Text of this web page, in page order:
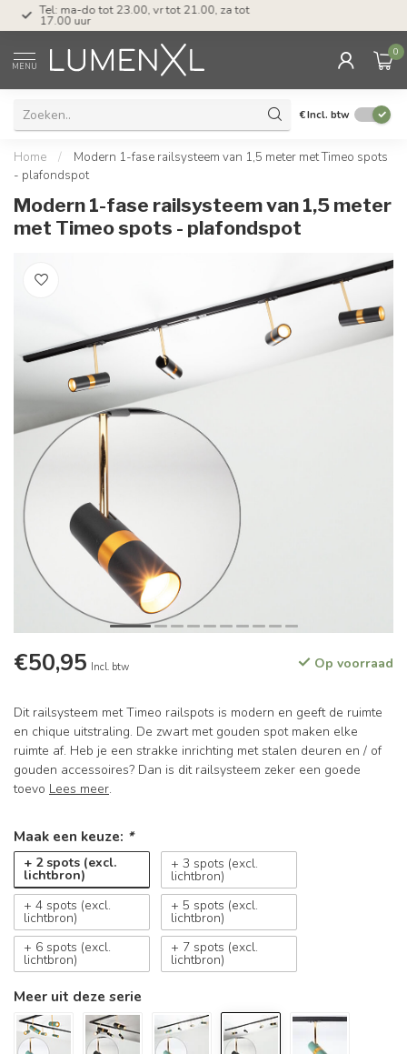
Tel: ma-do tot 23.00, vr tot 21.00, za tot
17.00 uur
MENU
0
€Incl. btw
Home /
Modern 1-fase railsysteem van 1,5 meter met Timeo spots
- plafondspot
Modern 1-fase railsysteem van 1,5 meter
met Timeo spots - plafondspot
€50,95 Incl. btw Op voorraad
Dit railsysteem met Timeo railspots is modern en geeft de ruimte
en chique uitstraling. De zwart met gouden spot maken elke
ruimte af. Heb je een strakke inrichting met stalen deuren en / of
gouden accessoires? Dan is dit railsysteem zeker een goede
toevo Lees meer.
Maak een keuze: *
+ 2 spots (excl.
lichtbron)
+ 3 spots (excl.
lichtbron)
+ 4 spots (excl.
lichtbron)
+ 5 spots (excl.
lichtbron)
+ 6 spots (excl.
lichtbron)
+ 7 spots (excl.
lichtbron)
Meer uit deze serie